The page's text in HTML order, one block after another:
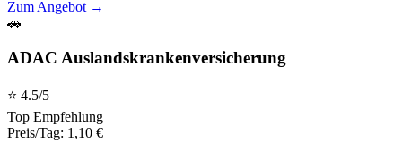
Zum Angebot →
🚗
ADAC Auslandskrankenversicherung
⭐ 4.5/5
Top Empfehlung
Preis/Tag: 1,10 €